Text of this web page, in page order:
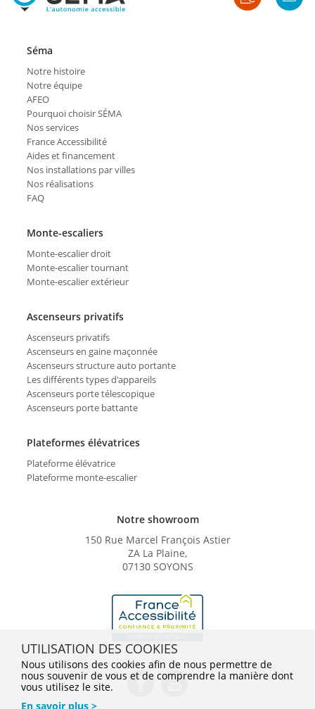
Notre showroom
150 Rue Marcel François Astier
ZA La Plaine,
07130 SOYONS
Séma
Notre histoire
Notre équipe
AFEO
Pourquoi choisir SÉMA
Nos services
France Accessibilité
Aides et financement
Nos installations par villes
Nos réalisations
FAQ
Monte-escaliers
Monte-escalier droit
Monte-escalier tournant
Monte-escalier extérieur
Ascenseurs privatifs
Ascenseurs privatifs
Ascenseurs en gaine maçonnée
Ascenseurs structure auto portante
Les différents types d'appareils
Ascenseurs porte télescopique
Ascenseurs porte battante
Plateformes élévatrices
Plateforme élévatrice
Plateforme monte-escalier
UTILISATION DES COOKIES
Nous utilisons des cookies afin de nous permettre de
nous souvenir de vous et de comprendre la manière dont
vous utilisez le site.
En savoir plus >